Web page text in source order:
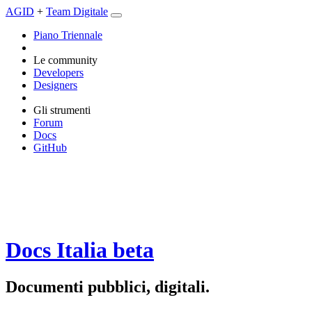
AGID + Team Digitale
Piano Triennale
Le community
Developers
Designers
Gli strumenti
Forum
Docs
GitHub
Docs Italia beta
Documenti pubblici, digitali.